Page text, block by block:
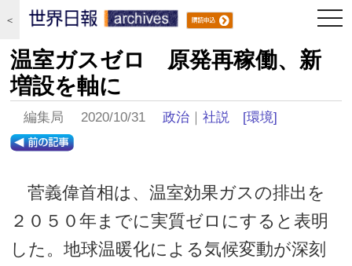
＜
温室ガスゼロ 原発再稼働、新
増設を軸に
編集局 2020/10/31政治 ｜社説 [環境]
菅義偉首相は、温室効果ガスの排出を
２０５０年までに実質ゼロにすると表明
した。地球温暖化による気候変動が深刻